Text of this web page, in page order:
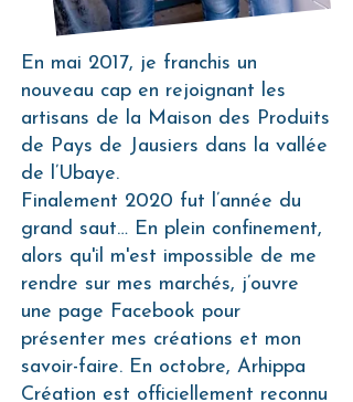
En mai 2017, je franchis un
nouveau cap en rejoignant les
artisans de la Maison des Produits
de Pays de Jausiers dans la vallée
de l’Ubaye.
Finalement 2020 fut l’année du
grand saut… En plein confinement,
alors qu'il m'est impossible de me
rendre sur mes marchés, j’ouvre
une page Facebook pour
présenter mes créations et mon
savoir-faire. En octobre, Arhippa
Création est officiellement reconnu